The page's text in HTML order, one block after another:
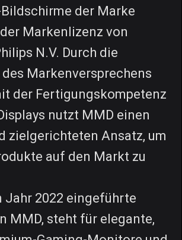
der Marke
Markenlizenz von
N.V. Durch die
Markenversprechens
der Fertigungskompetenz
nutzt MMD einen
zielgerichteten Ansatz, um
auf den Markt zu
Jahr 2022 eingeführte
MMD, steht für elegante,